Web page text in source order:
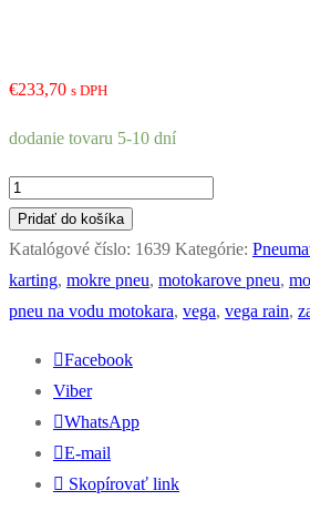
€233,70 s DPH
dodanie tovaru 5-10 dní
množstvo
Vega
sada
pneu
4ks
predná
Pridať do košíka
Katalógové číslo: 1639 Kategórie:
karting, mokre pneu, motokarove pneu,
pneu na vodu motokara, vega, vega rain,
Facebook
Viber
WhatsApp
E-mail
Skopírovať link